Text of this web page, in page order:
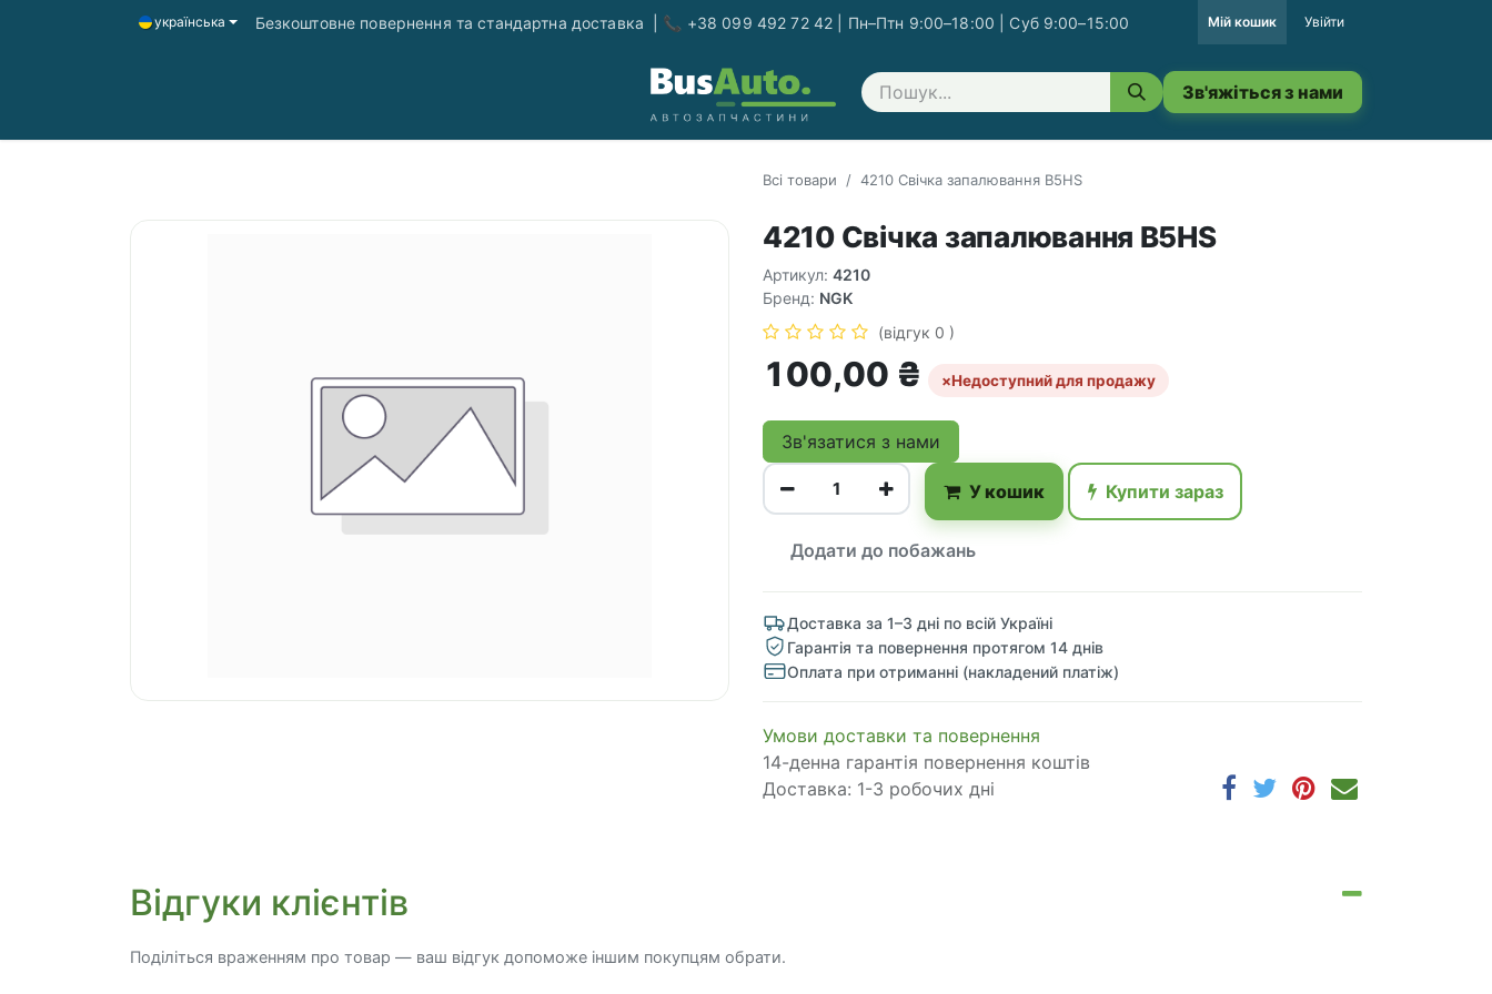
українська Безкоштовне повернення та стандартна доставка | 📞 +38 099 492 72 42 | Пн–Птн 9:00–18:00 | Суб 9:00–15:00 Мій кошик Увійти
Зв'яжіться з нами Зв'яжіться з нами
Всі товари 4210 Свічка запалювання B5HS
4210 Свічка запалювання B5HS
Артикул: 4210
Бренд: NGK
(відгук 0 )
100,00 ₴ ×Недоступний для продажу
Зв'язатися з нами
У кошик Купити зараз
Додати до побажань
Доставка за 1–3 дні по всій Україні
Гарантія та повернення протягом 14 днів
Оплата при отриманні (накладений платіж)
​​​​​​​​​​​​​​​​​​​​​​​​​​​​​​​​​​​​​​​​​​​​​​​​​​​​​​​​​​​​​​У​​м​о​в​​и​ д​ос​т​а​в​к​и ​т​а​ по​в​е​р​н​е​н​н​я
14-денна гарантія повернення коштів
Доставка: 1-3 робочих дні
Відгуки клієнтів
Поділіться враженням про товар — ваш відгук допоможе іншим покупцям обрати.